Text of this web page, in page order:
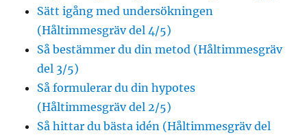
Sätt igång med undersökningen
(Håltimmesgräv del 4/5)
Så bestämmer du din metod (Håltimmesgräv
del 3/5)
Så formulerar du din hypotes
(Håltimmesgräv del 2/5)
Så hittar du bästa idén (Håltimmesgräv del